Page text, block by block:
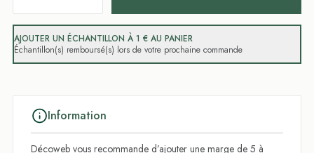
AJOUTER UN ÉCHANTILLON À 1 € AU PANIER
Échantillon(s) remboursé(s) lors de votre prochaine commande
Information
Décoweb vous recommande d’ajouter une marge de 5 à